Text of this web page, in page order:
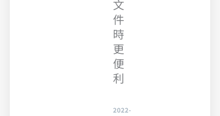
文
件
時
更
便
利
2022-